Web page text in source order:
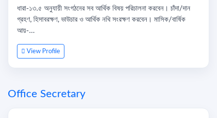
ধারা-১৩.৫ অনুযায়ী সংগঠনের সব আর্থিক বিষয় পরিচালনা করবেন। চাঁদা/দান
গ্রহণ, হিসাবরক্ষণ, ভাউচার ও আর্থিক নথি সংরক্ষণ করবেন। মাসিক/বার্ষিক
আয়-...
View Profile
Office Secretary